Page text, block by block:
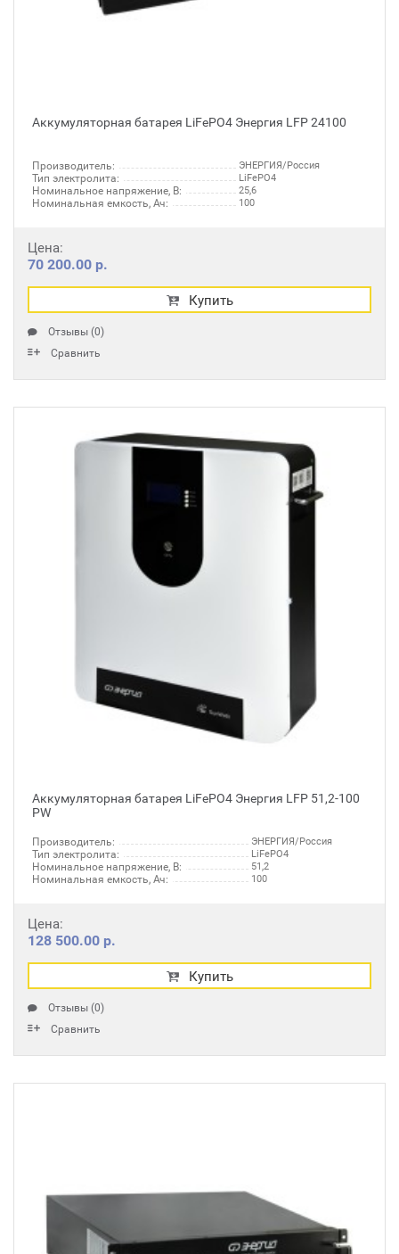
Аккумуляторная батарея LiFePO4 Энергия LFP 24100
Производитель: ЭНЕРГИЯ/Россия
Тип электролита: LiFePO4
Номинальное напряжение, В: 25,6
Номинальная емкость, Ач: 100
Цена:
70 200.00 р.
Купить
Отзывы (0)
Сравнить
Аккумуляторная батарея LiFePO4 Энергия LFP 51,2-100
PW
Производитель: ЭНЕРГИЯ/Россия
Тип электролита: LiFePO4
Номинальное напряжение, В: 51,2
Номинальная емкость, Ач: 100
Цена:
128 500.00 р.
Купить
Отзывы (0)
Сравнить